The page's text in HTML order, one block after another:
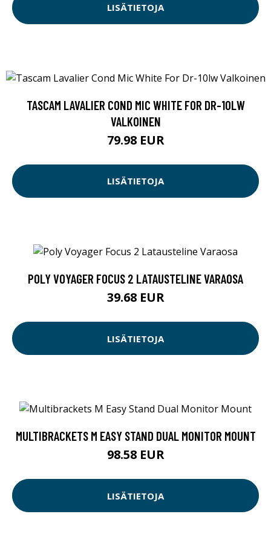
LISÄTIETOJA
TASCAM LAVALIER COND MIC WHITE FOR DR-10LW
VALKOINEN
79.98 EUR
LISÄTIETOJA
POLY VOYAGER FOCUS 2 LATAUSTELINE VARAOSA
39.68 EUR
LISÄTIETOJA
MULTIBRACKETS M EASY STAND DUAL MONITOR MOUNT
98.58 EUR
LISÄTIETOJA